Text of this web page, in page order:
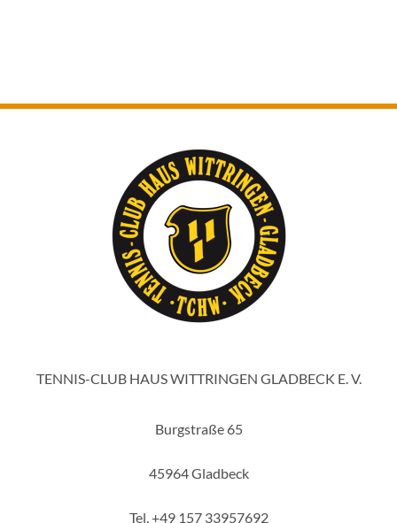
TENNIS-CLUB HAUS WITTRINGEN GLADBECK E. V.
Burgstraße 65
45964 Gladbeck
Tel. +49 157 33957692